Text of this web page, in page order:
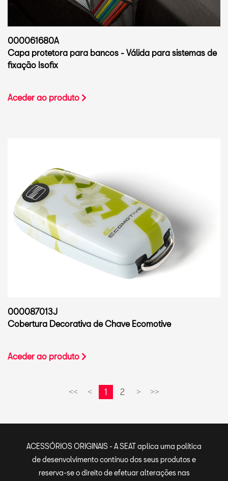
000061680A
Capa protetora para bancos - Válida para sistemas de
fixação Isofix
Aceder ao produto
000087013J
Cobertura Decorativa de Chave Ecomotive
Aceder ao produto
<< < 1 2 > >>
ACESSÓRIOS ORIGINAIS - A SEAT aplica uma política
de desenvolvimento contínuo dos seus produtos e
reserva-se o direito de efetuar alterações nas